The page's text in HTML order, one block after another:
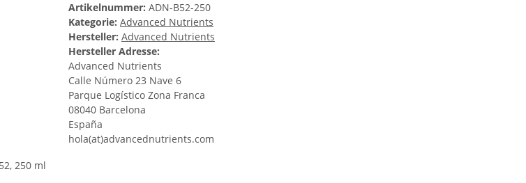
Artikelnummer: ADN-B52-250
Kategorie: Advanced Nutrients
Hersteller: Advanced Nutrients
Hersteller Adresse:
Advanced Nutrients
Calle Número 23 Nave 6
Parque Logístico Zona Franca
08040 Barcelona
España
hola(at)advancednutrients.com